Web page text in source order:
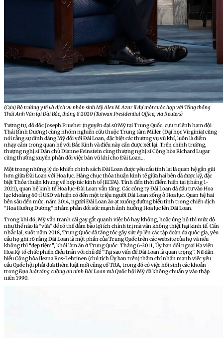
(Cựu) Bộ trưởng y tế và dịch vụ nhân sinh MỹAlex M. Azar II dự một cuộc họp với Tổng thống
Thái Anh Văn tại Đài Bắc, tháng 8-2020 (Taiwan Presidential Office, via Reuters)
Tương tự, đô đốc Joseph Prueher (nguyên đại sứ Mỹ tại Trung Quốc, cựu tư lệnh hạm đội
Thái Bình Dương) cùng nhóm nghiên cứu thuộc Trung tâm Miller (Đại học Virginia) cũng
nói rằng sự dính dáng Mỹ đối với Đài Loan, đặc biệt các thương vụ vũ khí, luôn là điểm
nhạy cảm trong quan hệ với Bắc Kinh và điều này cần được xét lại. Trên chính trường,
thượng nghị sĩ Dân chủ Dianne Feinstein cùng thượng nghị sĩ Cộng hòa Richard Lugar
cũng thường xuyên phản đối việc bán vũ khí cho Đài Loan…
Một trong những lý do khiến chính sách Đài Loan được yêu cầu tính lại là quan hệ gần gũi
hơn giữa Đài Loan với Hoa lục. Hàng chục thỏa thuận kinh tế giữa hai bên đã được ký, đặc
biệt Thỏa thuận khung về hợp tác kinh tế (ECFA). Tính đến thời điểm hiện tại (tháng 1-
2021), quan hệ kinh tế Hoa lục-Đài Loan vẫn tăng. Các công ty Đài Loan đã đầu tư vào Hoa
lục khoảng 60 tỉ USD và hiện có đến một triệu người Đài Loan sống ở Hoa lục. Quan hệ hai
bên sâu đến mức, năm 2014, người Đài Loan ào ạt xuống đường biểu tình trong chiến dịch
“Hoa Hướng Dương” nhằm phản đối sức mạnh ảnh hưởng Hoa lục lên Đài Loan.
Trong khi đó, Mỹ vẫn tranh cãi gay gắt quanh việc bỏ hay không, hoặc ủng hộ thì mức độ
như thế nào là “vừa” để có thể đảm bảo lợi ích chính trị mà vẫn không thiệt hại kinh tế. Cần
nhắc lại, suốt năm 2018, Trung Quốc đã tăng tốc gây sức ép lên các tập đoàn đa quốc gia, yêu
cầu họ ghi rõ rằng Đài Loan là một phần của Trung Quốc trên các website của họ và nếu
không thì “dẹp tiệm”, khỏi làm ăn ở Trung Quốc. Tháng 6-2011, Ủy ban đối ngoại Hạ viện
Hoa Kỳ tổ chức phiên điều trần với chủ đề “Tại sao vấn đề Đài Loan là quan trọng”. Nữ dân
biểu Cộng hòa Ileana Ros-Lehtinen (chủ tịch Ủy ban trên) thậm chí nhấn mạnh việc yêu
cầu Quốc hội phải đưa thêm luật mới củng cố TRA, trong đó có việc hồi sinh các khoản
trongĐạo luật tăng cường an ninh Đài Loanmà Quốc hội Mỹ đã không chuẩn y vào thập
niên 1990.